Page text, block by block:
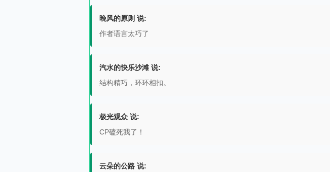
晚风的原则 说:
作者语言太巧了
汽水的快乐沙滩 说:
结构精巧，环环相扣。
极光观众 说:
CP磕死我了！
云朵的公路 说: